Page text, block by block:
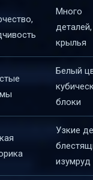
Много
деталей,
крылья
Белый
блоки
Узкие
изумруд